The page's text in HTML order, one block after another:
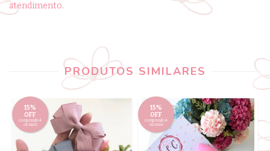
atendimento.
PRODUTOS SIMILARES
15%
OFF
comprando 4
ou mais
15%
OFF
comprando 4
ou mais